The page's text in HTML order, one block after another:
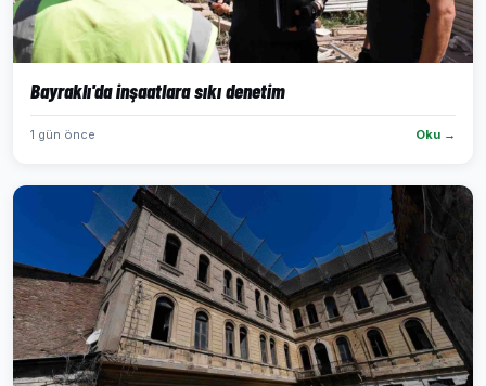
Bayraklı'da inşaatlara sıkı denetim
1 gün önce Oku →